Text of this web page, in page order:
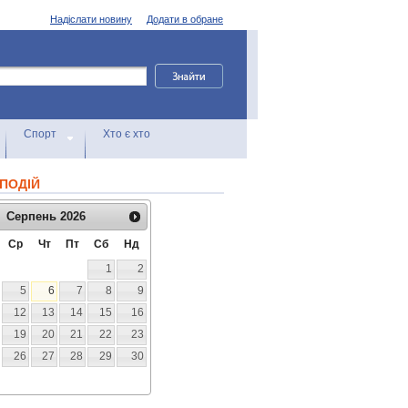
Додати в обране
Надіслати новину
Спорт Хто є хто
Серпень 2026
Ср Чт Пт Сб
Нд
1
2
5 6 7 8
9
12 13 14 15
16
19 20 21 22
23
26 27 28 29
30